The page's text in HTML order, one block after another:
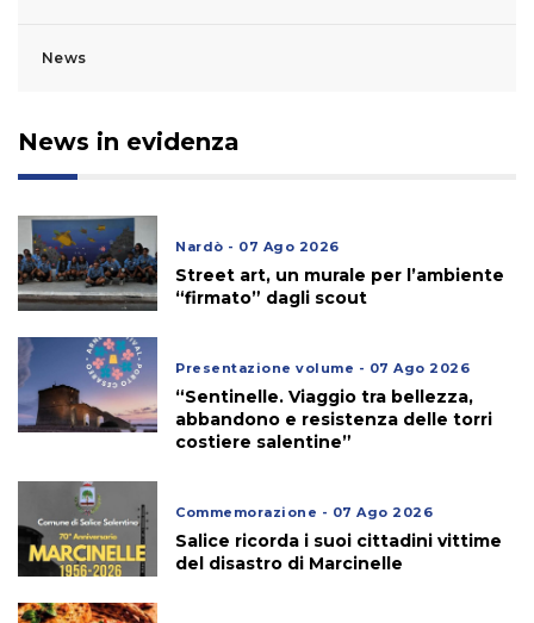
News
News in evidenza
Nardò - 07 Ago 2026
Street art, un murale per l’ambiente
“firmato” dagli scout
Presentazione volume - 07 Ago 2026
“Sentinelle. Viaggio tra bellezza,
abbandono e resistenza delle torri
costiere salentine”
Commemorazione - 07 Ago 2026
Salice ricorda i suoi cittadini vittime
del disastro di Marcinelle